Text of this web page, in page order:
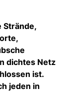
Strände,
dichtes Netz
ist.
jeden in